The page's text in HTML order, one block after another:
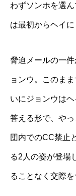
わずソンホを選
は最初からヘイ
脅迫メールの一
ョンウ。このま
いにジョンウは
答える形で、や
団内でのCC禁止
る2人の姿が登場
ることなく交際